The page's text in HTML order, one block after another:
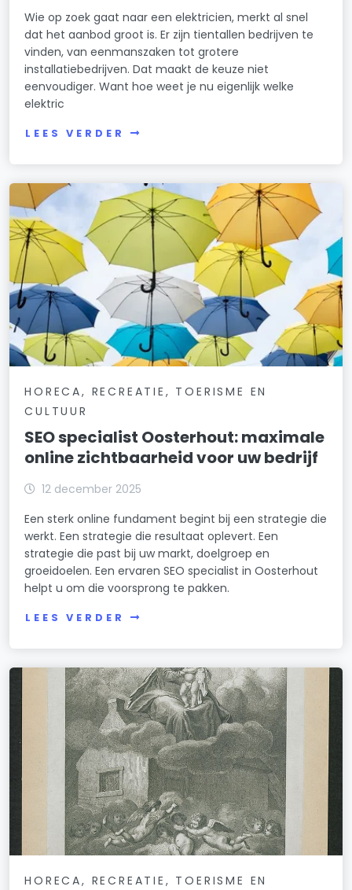
Wie op zoek gaat naar een elektricien, merkt al snel
dat het aanbod groot is. Er zijn tientallen bedrijven te
vinden, van eenmanszaken tot grotere
installatiebedrijven. Dat maakt de keuze niet
eenvoudiger. Want hoe weet je nu eigenlijk welke
elektric
LEES VERDER
HORECA, RECREATIE, TOERISME EN
CULTUUR
SEO specialist Oosterhout: maximale
online zichtbaarheid voor uw bedrijf
12 december 2025
Een sterk online fundament begint bij een strategie die
werkt. Een strategie die resultaat oplevert. Een
strategie die past bij uw markt, doelgroep en
groeidoelen. Een ervaren SEO specialist in Oosterhout
helpt u om die voorsprong te pakken.
LEES VERDER
HORECA, RECREATIE, TOERISME EN